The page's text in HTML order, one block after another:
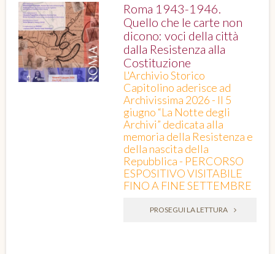
Roma 1943-1946.
Quello che le carte non
dicono: voci della città
dalla Resistenza alla
Costituzione
L'Archivio Storico
Capitolino aderisce ad
Archivissima 2026 - Il 5
giugno “La Notte degli
Archivi” dedicata alla
memoria della Resistenza e
della nascita della
Repubblica - PERCORSO
ESPOSITIVO VISITABILE
FINO A FINE SETTEMBRE
PROSEGUI LA LETTURA